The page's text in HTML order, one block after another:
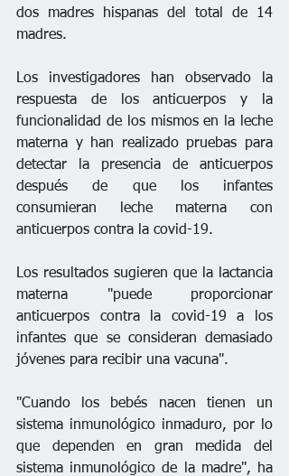
dos madres hispanas del total de 14
madres.
Los investigadores han observado la
respuesta de los anticuerpos y la
funcionalidad de los mismos en la leche
materna y han realizado pruebas para
detectar la presencia de anticuerpos
después de que los infantes
consumieran leche materna con
anticuerpos contra la covid-19.
Los resultados sugieren que la lactancia
materna "puede proporcionar
anticuerpos contra la covid-19 a los
infantes que se consideran demasiado
jóvenes para recibir una vacuna".
"Cuando los bebés nacen tienen un
sistema inmunológico inmaduro, por lo
que dependen en gran medida del
sistema inmunológico de la madre", ha